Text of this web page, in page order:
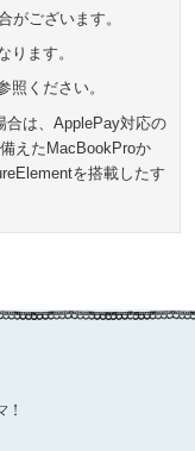
がございます。
ります。
照ください。
は、ApplePay対応の
えたMacBookProか
を搭載したす